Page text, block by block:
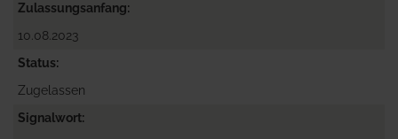
Zulassungsanfang
10.08.2023
Status
Zugelassen
Signalwort